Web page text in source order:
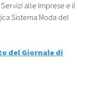
alle Imprese e il
Sistema Moda del
del Giornale di